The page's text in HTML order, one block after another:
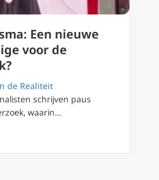
Een nieuwe
voor de
de Realiteit
schrijven paus
waarin…
Titus Brandsma: Een nieuwe